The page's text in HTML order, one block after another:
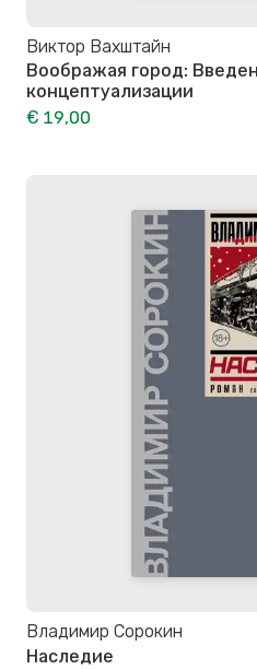
Виктор Вахштайн
Воображая город:
концептуализации
€ 19,00
Владимир Сорокин
Наследие